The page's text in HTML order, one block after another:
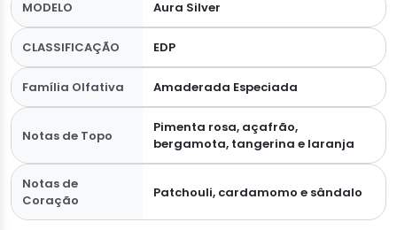
MODELO Aura Silver
CLASSIFICAÇÃO EDP
Família Olfativa Amaderada Especiada
Notas de Topo
Pimenta rosa, açafrão,
bergamota, tangerina e laranja
Notas de
Coração
Patchouli, cardamomo e sândalo